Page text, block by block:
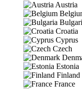
Austria
Croatia
Cyprus
Czech
Estonia
Finland
France